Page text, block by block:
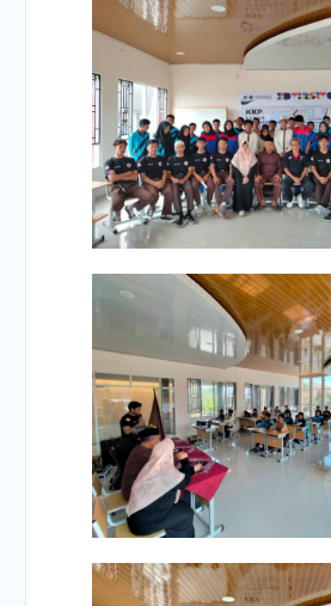
PENYERAHAN PIALA AiSO
Upacara memperingati Hari
Pendidikan Nasional 2 Mei
2026 di SMKN 2 PRAYA
TENGAH.
Tunggu apa lagi? Daftarkan
diri anda di sekolah kami
SMKN 2 Praya Tengah
sekarang juga